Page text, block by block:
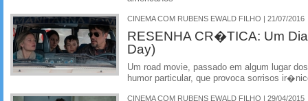
CINEMA COM RUBENS EWALD FILHO | 21/07/2016
RESENHA CR�TICA: Um
Day)
Um road movie, passado em algum lugar
humor particular, que provoca sorrisos
CINEMA COM RUBENS EWALD FILHO | 29/04/2015